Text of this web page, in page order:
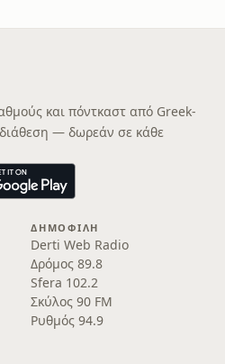
και πόντκαστ από Greek-
— δωρεάν σε κάθε
ΔΗΜΟΦΙΛΉ
Derti Web Radio
Δρόμος 89.8
Sfera 102.2
Σκύλος 90 FM
Ρυθμός 94.9